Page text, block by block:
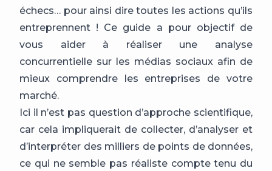
échecs… pour ainsi dire toutes les actions qu’ils
entreprennent ! Ce guide a pour objectif de
vous aider à réaliser une analyse
concurrentielle sur les médias sociaux afin de
mieux comprendre les entreprises de votre
marché.
Ici il n’est pas question d’approche scientifique,
car cela impliquerait de collecter, d’analyser et
d’interpréter des milliers de points de données,
ce qui ne semble pas réaliste compte tenu du